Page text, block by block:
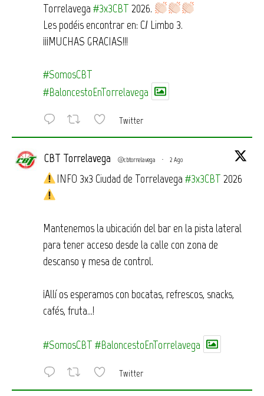
Torrelavega #3x3CBT 2026.
Les podéis encontrar en: C/ Limbo 3.
¡¡¡MUCHAS GRACIAS!!!
#SomosCBT
#BaloncestoEnTorrelavega
Twitter
CBT Torrelavega @cbtorrelavega · 2 Ago
INFO 3x3 Ciudad de Torrelavega #3x3CBT 2026
Mantenemos la ubicación del bar en la pista lateral
para tener acceso desde la calle con zona de
descanso y mesa de control.
¡Allí os esperamos con bocatas, refrescos, snacks,
cafés, fruta…!
#SomosCBT #BaloncestoEnTorrelavega
Twitter